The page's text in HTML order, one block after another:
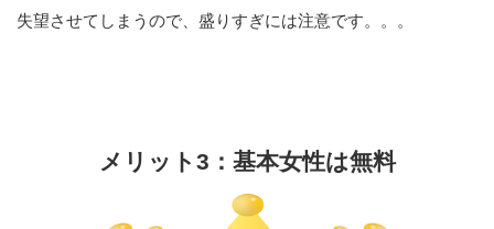
失望させてしまうので、盛りすぎには注意です。。。
メリット3：基本女性は無料